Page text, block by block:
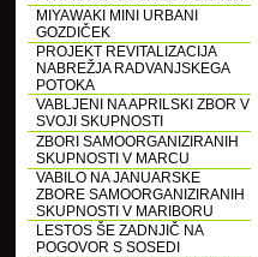
MIYAWAKI MINI URBANI
GOZDIČEK
PROJEKT REVITALIZACIJA
NABREŽJA RADVANJSKEGA
POTOKA
VABLJENI NA APRILSKI ZBOR V
SVOJI SKUPNOSTI
ZBORI SAMOORGANIZIRANIH
SKUPNOSTI V MARCU
VABILO NA JANUARSKE
ZBORE SAMOORGANIZIRANIH
SKUPNOSTI V MARIBORU
LESTOS ŠE ZADNJIČ NA
POGOVOR S SOSEDI